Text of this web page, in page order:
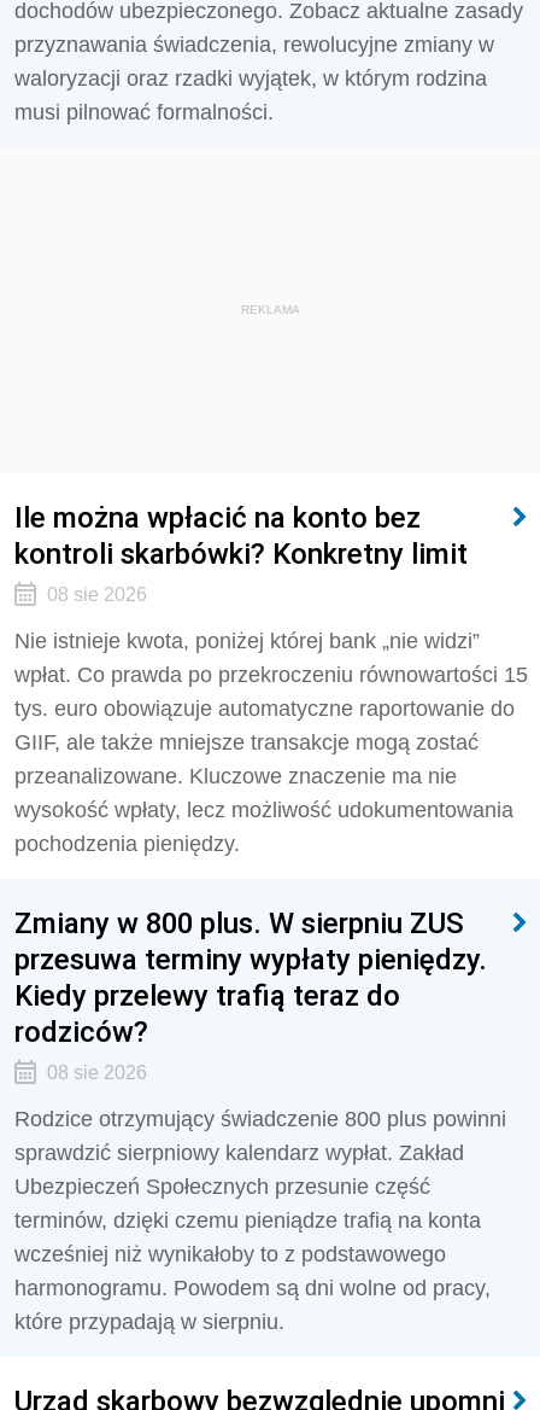
dochodów ubezpieczonego. Zobacz aktualne zasady
przyznawania świadczenia, rewolucyjne zmiany w
waloryzacji oraz rzadki wyjątek, w którym rodzina
musi pilnować formalności.
REKLAMA
Ile można wpłacić na konto bez
kontroli skarbówki? Konkretny limit
08 sie 2026
Nie istnieje kwota, poniżej której bank „nie widzi”
wpłat. Co prawda po przekroczeniu równowartości 15
tys. euro obowiązuje automatyczne raportowanie do
GIIF, ale także mniejsze transakcje mogą zostać
przeanalizowane. Kluczowe znaczenie ma nie
wysokość wpłaty, lecz możliwość udokumentowania
pochodzenia pieniędzy.
Zmiany w 800 plus. W sierpniu ZUS
przesuwa terminy wypłaty pieniędzy.
Kiedy przelewy trafią teraz do
rodziców?
08 sie 2026
Rodzice otrzymujący świadczenie 800 plus powinni
sprawdzić sierpniowy kalendarz wypłat. Zakład
Ubezpieczeń Społecznych przesunie część
terminów, dzięki czemu pieniądze trafią na konta
wcześniej niż wynikałoby to z podstawowego
harmonogramu. Powodem są dni wolne od pracy,
które przypadają w sierpniu.
Urząd skarbowy bezwzględnie upomni